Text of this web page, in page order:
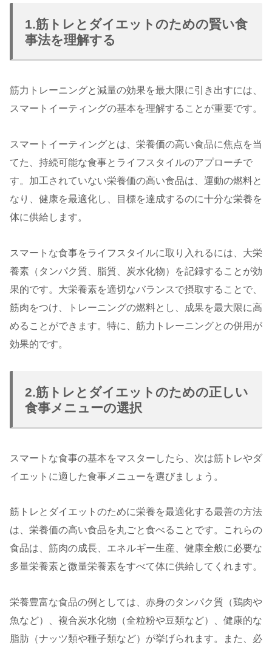
1.筋トレとダイエットのための賢い食
事法を理解する
筋力トレーニングと減量の効果を最大限に引き出すには、
スマートイーティングの基本を理解することが重要です。
スマートイーティングとは、栄養価の高い食品に焦点を当
てた、持続可能な食事とライフスタイルのアプローチで
す。加工されていない栄養価の高い食品は、運動の燃料と
なり、健康を最適化し、目標を達成するのに十分な栄養を
体に供給します。
スマートな食事をライフスタイルに取り入れるには、大栄
養素（タンパク質、脂質、炭水化物）を記録することが効
果的です。大栄養素を適切なバランスで摂取することで、
筋肉をつけ、トレーニングの燃料とし、成果を最大限に高
めることができます。特に、筋力トレーニングとの併用が
効果的です。
2.筋トレとダイエットのための正しい
食事メニューの選択
スマートな食事の基本をマスターしたら、次は筋トレやダ
イエットに適した食事メニューを選びましょう。
筋トレとダイエットのために栄養を最適化する最善の方法
は、栄養価の高い食品を丸ごと食べることです。これらの
食品は、筋肉の成長、エネルギー生産、健康全般に必要な
多量栄養素と微量栄養素をすべて体に供給してくれます。
栄養豊富な食品の例としては、赤身のタンパク質（鶏肉や
魚など）、複合炭水化物（全粒粉や豆類など）、健康的な
脂肪（ナッツ類や種子類など）が挙げられます。また、必